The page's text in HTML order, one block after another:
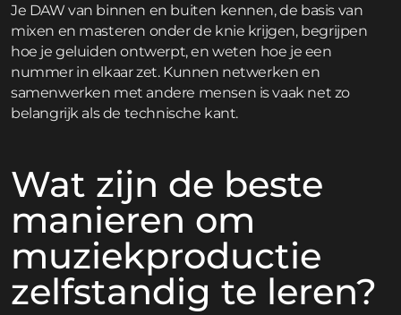
Je DAW van binnen en buiten kennen, de basis van
mixen en masteren onder de knie krijgen, begrijpen
hoe je geluiden ontwerpt, en weten hoe je een
nummer in elkaar zet. Kunnen netwerken en
samenwerken met andere mensen is vaak net zo
belangrijk als de technische kant.
Wat zijn de beste
manieren om
muziekproductie
zelfstandig te leren?